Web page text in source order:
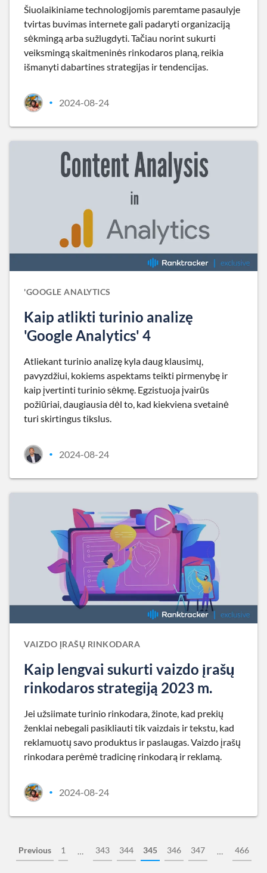
Šiuolaikiniame technologijomis paremtame pasaulyje
tvirtas buvimas internete gali padaryti organizaciją
sėkmingą arba sužlugdyti. Tačiau norint sukurti
veiksmingą skaitmeninės rinkodaros planą, reikia
išmanyti dabartines strategijas ir tendencijas.
• 2024-08-24
'GOOGLE ANALYTICS
Kaip atlikti turinio analizę
'Google Analytics' 4
Atliekant turinio analizę kyla daug klausimų,
pavyzdžiui, kokiems aspektams teikti pirmenybę ir
kaip įvertinti turinio sėkmę. Egzistuoja įvairūs
požiūriai, daugiausia dėl to, kad kiekviena svetainė
turi skirtingus tikslus.
• 2024-08-24
VAIZDO ĮRAŠŲ RINKODARA
Kaip lengvai sukurti vaizdo įrašų
rinkodaros strategiją 2023 m.
Jei užsiimate turinio rinkodara, žinote, kad prekių
ženklai nebegali pasikliauti tik vaizdais ir tekstu, kad
reklamuotų savo produktus ir paslaugas. Vaizdo įrašų
rinkodara perėmė tradicinę rinkodarą ir reklamą.
• 2024-08-24
Previous 1 … 343 344 345 346 347 … 466